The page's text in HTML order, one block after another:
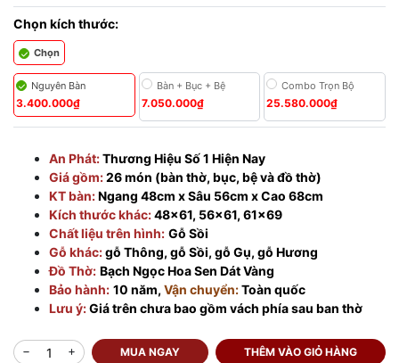
Chọn kích thước:
Chọn
Nguyên Bàn
3.400.000₫
Bàn + Bục + Bệ
7.050.000₫
Combo Trọn Bộ
25.580.000₫
An Phát:Thương Hiệu Số 1 Hiện Nay
Giá gồm:26 món (bàn thờ, bục, bệ và đồ thờ)
KT bàn:Ngang 48cm x Sâu 56cm x Cao 68cm
Kích thước khác:48×61, 56×61, 61×69
Chất liệu trên hình: Gỗ Sồi
Gỗ khác:gỗ Thông, gỗ Sồi, gỗ Gụ, gỗ Hương
Đồ Thờ: Bạch Ngọc Hoa Sen Dát Vàng
Bảo hành: 10 năm, Vận chuyển:Toàn quốc
Lưu ý:Giá trên chưa bao gồm vách phía sau ban thờ
MUA NGAY THÊM VÀO GIỎ HÀNG